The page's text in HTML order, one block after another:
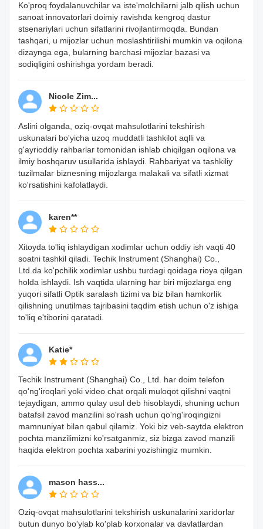
Ko'proq foydalanuvchilar va iste'molchilarni jalb qilish uchun
sanoat innovatorlari doimiy ravishda kengroq dastur
stsenariylari uchun sifatlarini rivojlantirmoqda. Bundan
tashqari, u mijozlar uchun moslashtirilishi mumkin va oqilona
dizaynga ega, bularning barchasi mijozlar bazasi va
sodiqligini oshirishga yordam beradi.
Nicole Zim...
Aslini olganda, oziq-ovqat mahsulotlarini tekshirish
uskunalari bo'yicha uzoq muddatli tashkilot aqlli va
g'ayrioddiy rahbarlar tomonidan ishlab chiqilgan oqilona va
ilmiy boshqaruv usullarida ishlaydi. Rahbariyat va tashkiliy
tuzilmalar biznesning mijozlarga malakali va sifatli xizmat
ko'rsatishini kafolatlaydi.
karen**
Xitoyda to'liq ishlaydigan xodimlar uchun oddiy ish vaqti 40
soatni tashkil qiladi. Techik Instrument (Shanghai) Co.,
Ltd.da ko'pchilik xodimlar ushbu turdagi qoidaga rioya qilgan
holda ishlaydi. Ish vaqtida ularning har biri mijozlarga eng
yuqori sifatli Optik saralash tizimi va biz bilan hamkorlik
qilishning unutilmas tajribasini taqdim etish uchun o'z ishiga
to'liq e'tiborini qaratadi.
Katie*
Techik Instrument (Shanghai) Co., Ltd. har doim telefon
qo'ng'iroqlari yoki video chat orqali muloqot qilishni vaqtni
tejaydigan, ammo qulay usul deb hisoblaydi, shuning uchun
batafsil zavod manzilini so'rash uchun qo'ng'iroqingizni
mamnuniyat bilan qabul qilamiz. Yoki biz veb-saytda elektron
pochta manzilimizni ko'rsatganmiz, siz bizga zavod manzili
haqida elektron pochta xabarini yozishingiz mumkin.
mason hass...
Oziq-ovqat mahsulotlarini tekshirish uskunalarini xaridorlar
butun dunyo bo'ylab ko'plab korxonalar va davlatlardan